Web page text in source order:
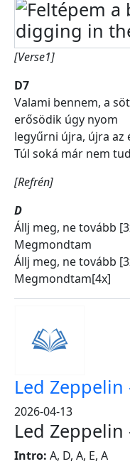
[Verse1]
D7
Valami bennem, a
erősödik úgy nyom
legyűrni újra, újra az
Túl soká már nem
[Refrén]
D
Állj meg, ne tovább
Megmondtam
Állj meg, ne tovább
Megmondtam[4x]
Led Zeppelin
2026-04-13
Led Zeppelin
Intro: A, D, A, E, A